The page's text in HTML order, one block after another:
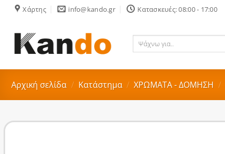
Skip
content
Χάρτης info@kando.gr Κατασκευές: 08:00 - 17:00
Ψάχνω
Αρχική σελίδα / Κατάστημα / ΧΡΩΜΑΤΑ - ΔΟΜΗΣΗ /